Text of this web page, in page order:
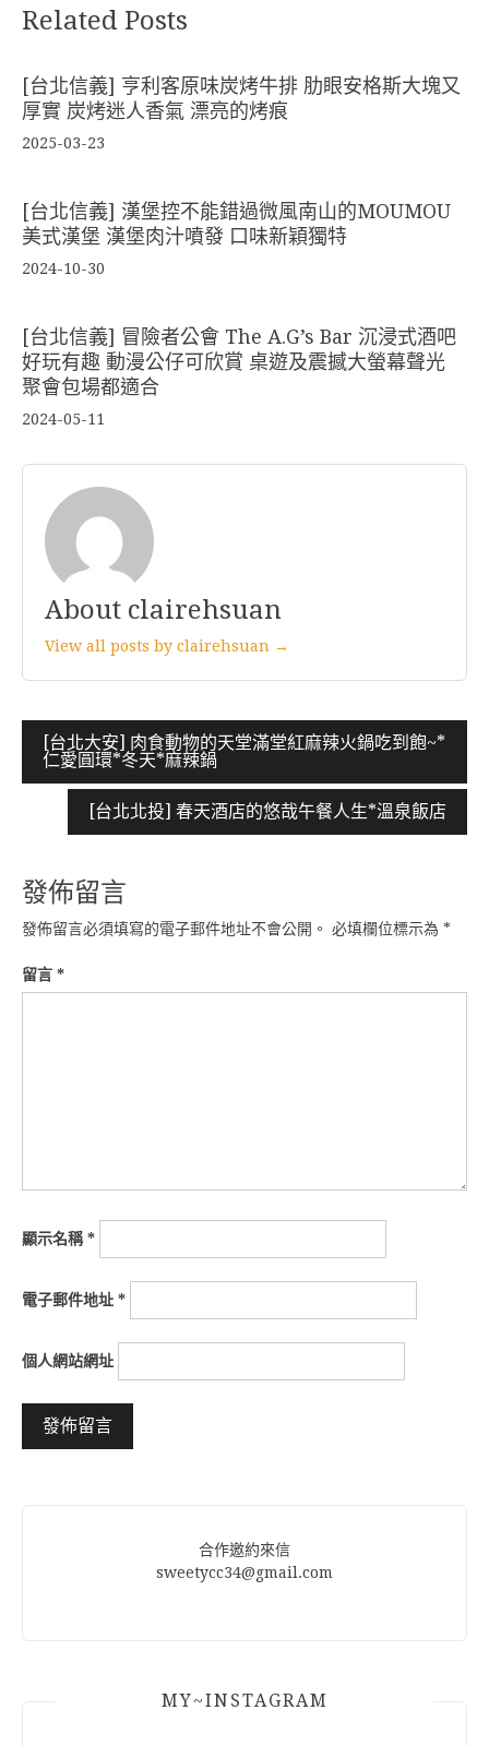
Related Posts
[台北信義] 亨利客原味炭烤牛排 肋眼安格斯大塊又
厚實 炭烤迷人香氣 漂亮的烤痕
2025-03-23
[台北信義] 漢堡控不能錯過微風南山的MOUMOU
美式漢堡 漢堡肉汁噴發 口味新穎獨特
2024-10-30
[台北信義] 冒險者公會 The A.G’s Bar 沉浸式酒吧
好玩有趣 動漫公仔可欣賞 桌遊及震撼大螢幕聲光
聚會包場都適合
2024-05-11
About clairehsuan
View all posts by clairehsuan →
文
章
[台北大安] 肉食動物的天堂滿堂紅麻辣火鍋吃到飽~*
仁愛圓環*冬天*麻辣鍋
[台北北投] 春天酒店的悠哉午餐人生*溫泉飯店
發佈留言
發佈留言必須填寫的電子郵件地址不會公開。 必填欄位標示為 *
留言 *
顯示名稱*
電子郵件地址 *
個人網站網址
合作邀約來信
sweetycc34@gmail.com
MY~INSTAGRAM